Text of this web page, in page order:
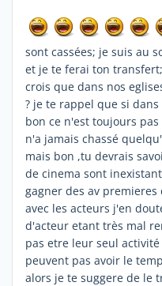
sont cassées; je suis au
et je te ferai ton
crois que dans nos
? je te rappel que si
bon ce n'est toujours
n'a jamais chassé
mais bon ,tu devrais
de cinema sont
gagner des av
avec les acteurs j'en
d'acteur etant très mal
pas etre leur seul
peuvent pas avoir le
alors je te suggere de le